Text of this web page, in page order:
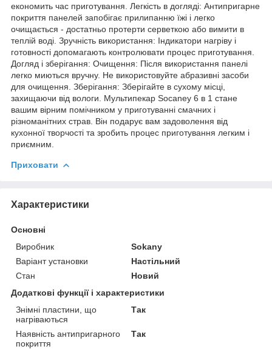
економить час приготування. Легкість в догляді: Антипригарне
покриття панелей запобігає прилипанню їжі і легко
очищається - достатньо протерти серветкою або вимити в
теплій воді. Зручність використання: Індикатори нагріву і
готовності допомагають контролювати процес приготування.
Догляд і зберігання: Очищення: Після використання панелі
легко миються вручну. Не використовуйте абразивні засоби
для очищення. Зберігання: Зберігайте в сухому місці,
захищаючи від вологи. Мультипекар Socaney 6 в 1 стане
вашим вірним помічником у приготуванні смачних і
різноманітних страв. Він подарує вам задоволення від
кухонної творчості та зробить процес приготування легким і
приємним.
Приховати
Характеристики
Основні
Виробник
Sokany
Варіант установки
Настільний
Стан
Новий
Додаткові функції і характеристики
Знімні пластини, що
нагріваються
Так
Наявність антипригарного
покриття
Так